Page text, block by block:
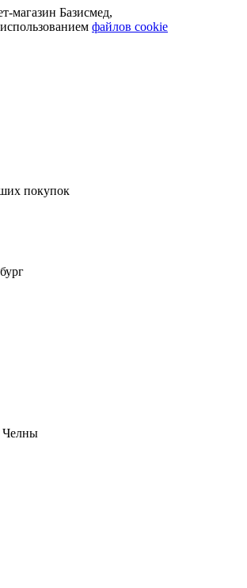
магазин Базисмед,
файлов cookie
покупок
Челны